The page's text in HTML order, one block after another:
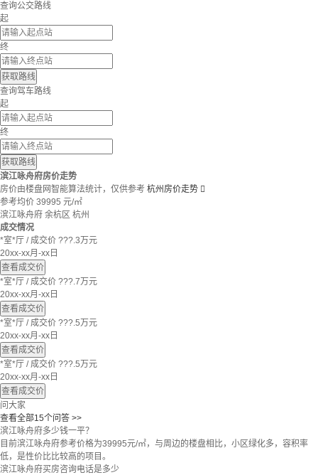
查询公交路线
起
终
获取路线
查询驾车路线
起
终
获取路线
滨江咏舟府房价走势
房价由楼盘网智能算法统计，仅供参考 杭州房价走势 
参考均价 39995 元/㎡
滨江咏舟府 余杭区 杭州
成交情况
*室*厅 / 成交价 ???.3万元
20xx-xx月-xx日
查看成交价
*室*厅 / 成交价 ???.7万元
20xx-xx月-xx日
查看成交价
*室*厅 / 成交价 ???.5万元
20xx-xx月-xx日
查看成交价
*室*厅 / 成交价 ???.5万元
20xx-xx月-xx日
查看成交价
问大家
查看全部15个问答 >>
滨江咏舟府多少钱一平？
目前滨江咏舟府参考价格为39995元/㎡，与周边的楼盘相比，小区绿化多，容积率
低，是性价比比较高的项目。
滨江咏舟府买房咨询电话是多少